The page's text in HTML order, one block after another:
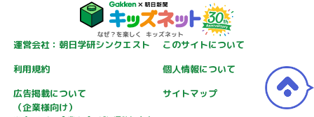
運営会社：朝日学研シンクエスト
このサイトについて
利用規約
個人情報について
広告掲載について
（企業様向け）
サイトマップ